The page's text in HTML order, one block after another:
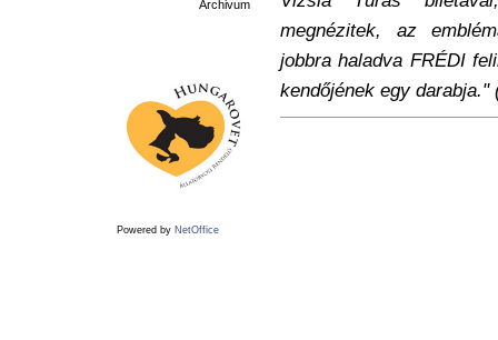
Archivum
Powered by NetOffice
megnézitek, az
jobbra haladva FRÉDI
kendőjének egy darabja."